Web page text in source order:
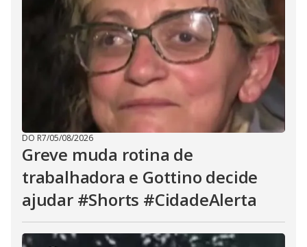
DO R7/05/08/2026
Greve muda rotina de
trabalhadora e Gottino decide
ajudar #Shorts #CidadeAlerta